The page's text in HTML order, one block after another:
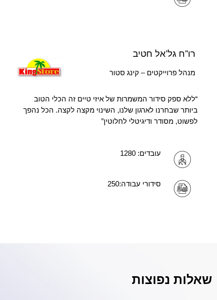
רו”ח גל’אל חטיב
מנהל פרוייקטים – קינג סטור
“ללא ספק סידור המשמרות של איזי טיים זה הכלי הטוב
ביותר שבחרנו לארגון שלנו, השינוי מקצה לקצה. הכל נהפך
לפשוט, מסודר ודיגיטלי לחלוטין”
עובדים: 1280
סידורי עבודה:250
שאלות נפוצות